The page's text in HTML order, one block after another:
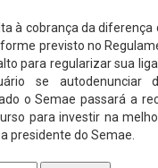
à cobrança da diferença
previsto no
para regularizar sua
se autodenunciar
o Semae passará a
para investir na
presidente do Semae.